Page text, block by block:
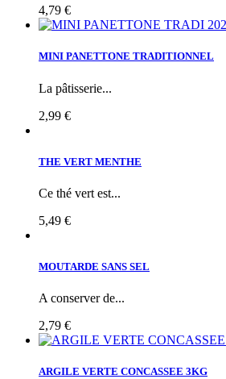
4,79 €
MINI PANETTONE TRADITIONNEL
La pâtisserie...
2,99 €
THE VERT MENTHE
Ce thé vert est...
5,49 €
MOUTARDE SANS SEL
A conserver de...
2,79 €
ARGILE VERTE CONCASSEE 3KG